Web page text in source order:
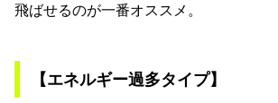
飛ばせるのが一番オススメ。
【エネルギー過多タイプ】